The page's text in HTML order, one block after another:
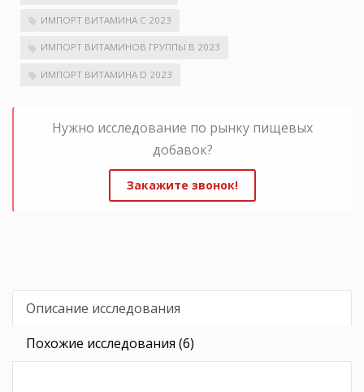
ИМПОРТ ВИТАМИНА С 2023
ИМПОРТ ВИТАМИНОВ ГРУППЫ В 2023
ИМПОРТ ВИТАМИНА D 2023
Нужно исследование по рынку пищевых
добавок?
Закажите звонок!
Описание исследования
Похожие исследования (6)